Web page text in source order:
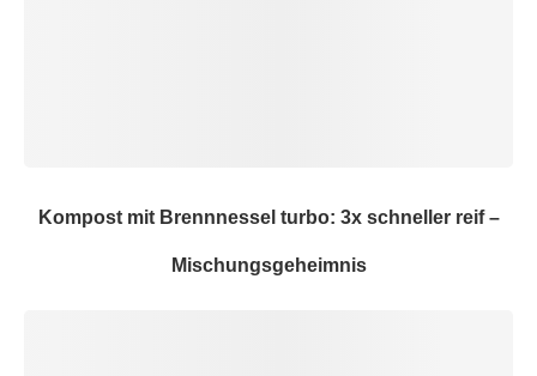
Kompost mit Brennnessel turbo: 3x schneller reif –
Mischungsgeheimnis